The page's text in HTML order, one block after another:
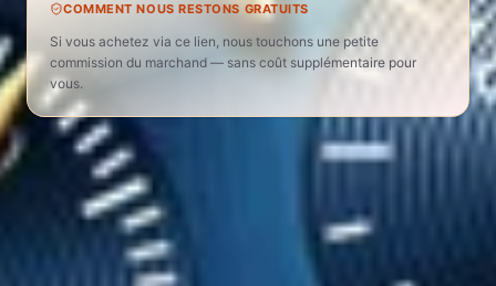
COMMENT NOUS RESTONS GRATUITS
Si vous achetez via ce lien, nous touchons une petite
commission du marchand — sans coût supplémentaire pour
vous.
VERDICT RAPIDE
Issu de notre catalogue classé par APS